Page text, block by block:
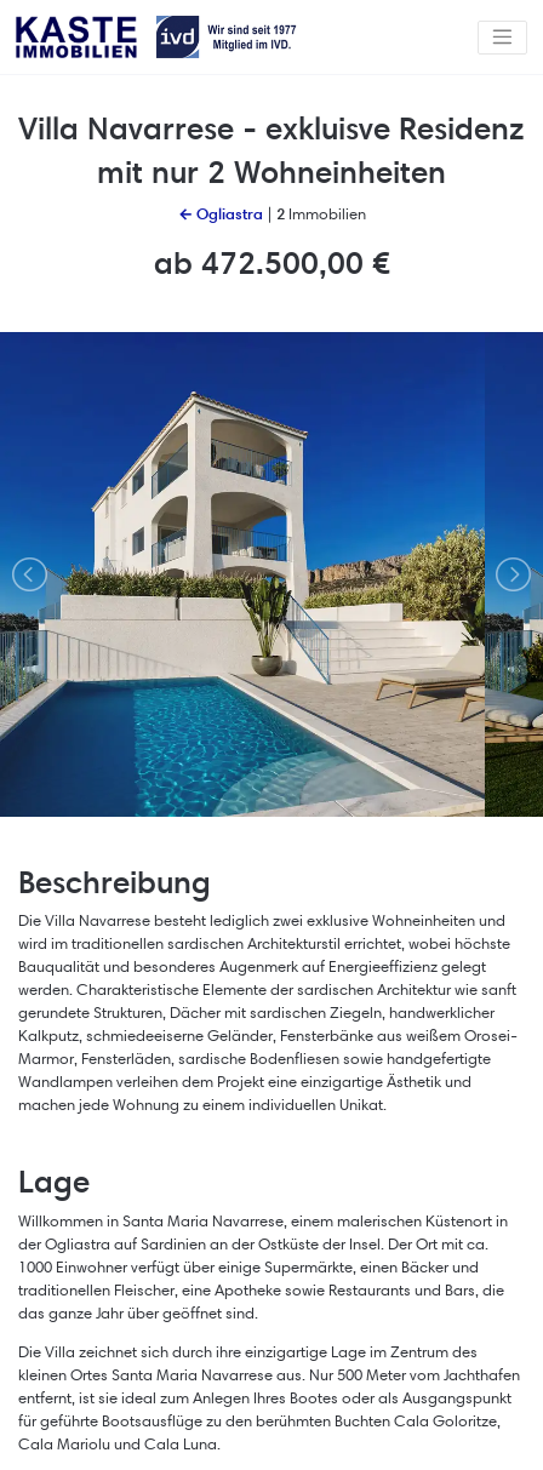
Villa Navarrese - exkluisve Residenz
mit nur 2 Wohneinheiten
← Ogliastra | 2Immobilien
ab 472.500,00 €
Beschreibung
Die Villa Navarrese besteht lediglich zwei exklusive Wohneinheiten und
wird im traditionellen sardischen Architekturstil errichtet, wobei höchste
Bauqualität und besonderes Augenmerk auf Energieeffizienz gelegt
werden. Charakteristische Elemente der sardischen Architektur wie sanft
gerundete Strukturen, Dächer mit sardischen Ziegeln, handwerklicher
Kalkputz, schmiedeeiserne Geländer, Fensterbänke aus weißem Orosei-
Marmor, Fensterläden, sardische Bodenfliesen sowie handgefertigte
Wandlampen verleihen dem Projekt eine einzigartige Ästhetik und
machen jede Wohnung zu einem individuellen Unikat.
Lage
Willkommen in Santa Maria Navarrese, einem malerischen Küstenort in
der Ogliastra auf Sardinien an der Ostküste der Insel. Der Ort mit ca.
1000 Einwohner verfügt über einige Supermärkte, einen Bäcker und
traditionellen Fleischer, eine Apotheke sowie Restaurants und Bars, die
das ganze Jahr über geöffnet sind.
Die Villa zeichnet sich durch ihre einzigartige Lage im Zentrum des
kleinen Ortes Santa Maria Navarrese aus. Nur 500 Meter vom Jachthafen
entfernt, ist sie ideal zum Anlegen Ihres Bootes oder als Ausgangspunkt
für geführte Bootsausflüge zu den berühmten Buchten Cala Goloritze,
Cala Mariolu und Cala Luna.